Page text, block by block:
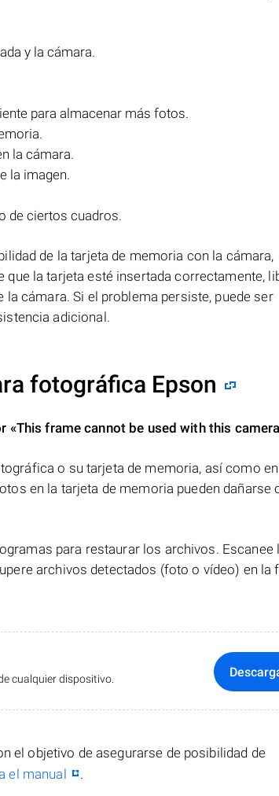
y la cámara.
para almacenar más fotos.
la cámara.
la imagen.
de ciertos cuadros.
de la tarjeta de memoria con la cámara,
la tarjeta esté insertada correctamente,
cámara. Si el problema persiste, puede ser
adicional.
fotográfica Epson
«This frame cannot be used with this
o su tarjeta de memoria, así como en
en la tarjeta de memoria pueden dañarse
para restaurar los archivos. Escanee
archivos detectados (foto o vídeo) en la
cualquier dispositivo.
el objetivo de asegurarse de posibilidad de
el manual .